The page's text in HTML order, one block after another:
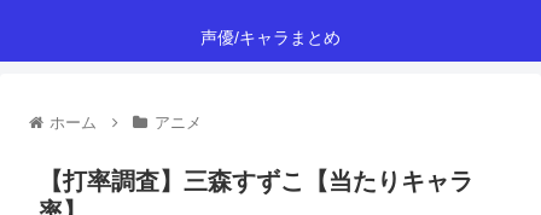
声優/キャラまとめ
ホーム アニメ
【打率調査】三森すずこ【当たりキャラ